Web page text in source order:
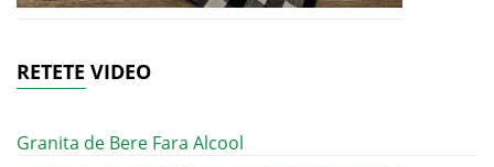
RETETE VIDEO
Granita de Bere Fara Alcool